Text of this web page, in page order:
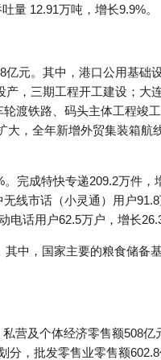
量 12.91万吨，增长9.9%。
亿元。其中，港口公用基础
，三期工程开工建设；大
渡铁路、码头主体工程竣
大，全年新增外贸集装箱航
完成特快专递209.2万件，
线市话（小灵通）用户91.8
话用户62.5万户，增长
其中，国家主要的粮食储备
营及个体经济零售额508亿
，批发零售业零售额602.8